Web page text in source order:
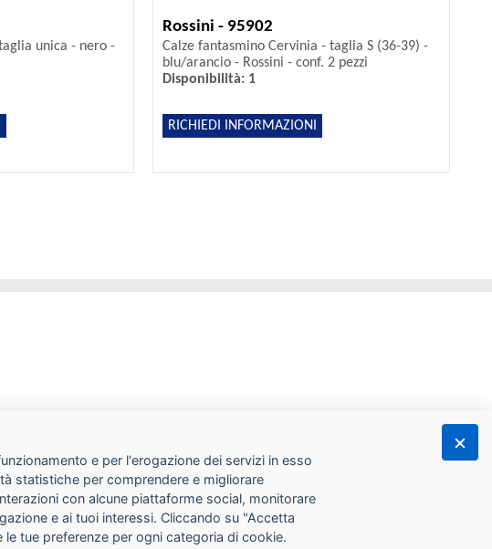
unica - nero -
Rossini - 95902
Calze fantasmino Cervinia - taglia S (36-39) -
blu/arancio - Rossini - conf. 2 pezzi
Disponibilità: 1
RICHIEDI INFORMAZIONI
e per l'erogazione dei servizi in esso
statistiche per comprendere e migliorare
con alcune piattaforme social, monitorare
e ai tuoi interessi. Cliccando su "Accetta
tue preferenze per ogni categoria di cookie.